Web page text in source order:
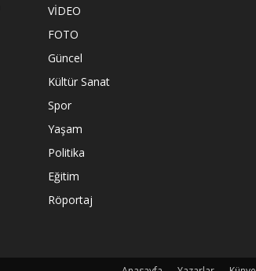
VİDEO
FOTO
Güncel
Kültür Sanat
Spor
Yaşam
Politika
Eğitim
Röportaj